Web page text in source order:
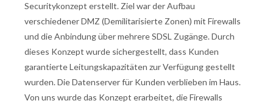
Securitykonzept erstellt. Ziel war der Aufbau
verschiedener DMZ (Demilitarisierte Zonen) mit Firewalls
und die Anbindung über mehrere SDSL Zugänge. Durch
dieses Konzept wurde sichergestellt, dass Kunden
garantierte Leitungskapazitäten zur Verfügung gestellt
wurden. Die Datenserver für Kunden verblieben im Haus.
Von uns wurde das Konzept erarbeitet, die Firewalls